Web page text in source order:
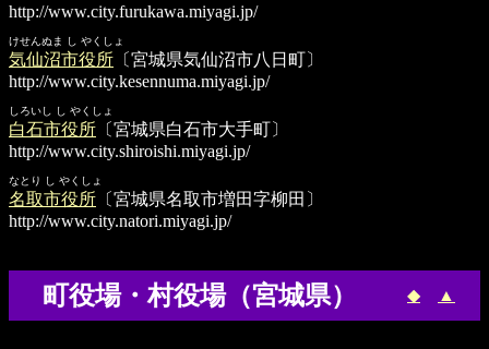
http://www.city.furukawa.miyagi.jp/
けせんぬま し やくしょ
気仙沼市役所 〔宮城県気仙沼市八日町〕
http://www.city.kesennuma.miyagi.jp/
しろいし し やくしょ
白石市役所 〔宮城県白石市大手町〕
http://www.city.shiroishi.miyagi.jp/
なとり し やくしょ
名取市役所 〔宮城県名取市増田字柳田〕
http://www.city.natori.miyagi.jp/
町役場・村役場（宮城県） ◆ ▲